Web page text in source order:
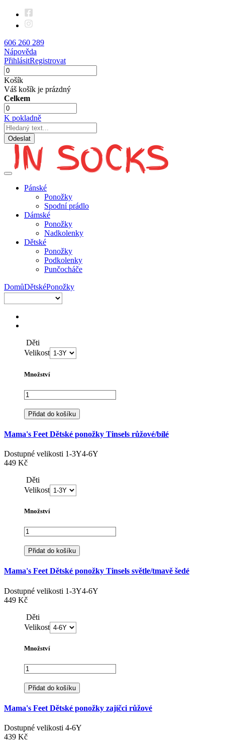
606 260 289
Nápověda
PřihlásitRegistrovat
Košík
Váš košík je prázdný
Celkem
K pokladně
Odeslat
Pánské
Ponožky
Spodní prádlo
Dámské
Ponožky
Nadkolenky
Dětské
Ponožky
Podkolenky
Punčocháče
DomůDětskéPonožky
Děti
Velikost
Množství
Přidat do košíku
Mama's Feet Dětské ponožky Tinsels růžové/bílé
Dostupné velikosti 1-3Y4-6Y
449 Kč
Děti
Velikost
Množství
Přidat do košíku
Mama's Feet Dětské ponožky Tinsels světle/tmavě šedé
Dostupné velikosti 1-3Y4-6Y
449 Kč
Děti
Velikost
Množství
Přidat do košíku
Mama's Feet Dětské ponožky zajíčci růžové
Dostupné velikosti 4-6Y
439 Kč